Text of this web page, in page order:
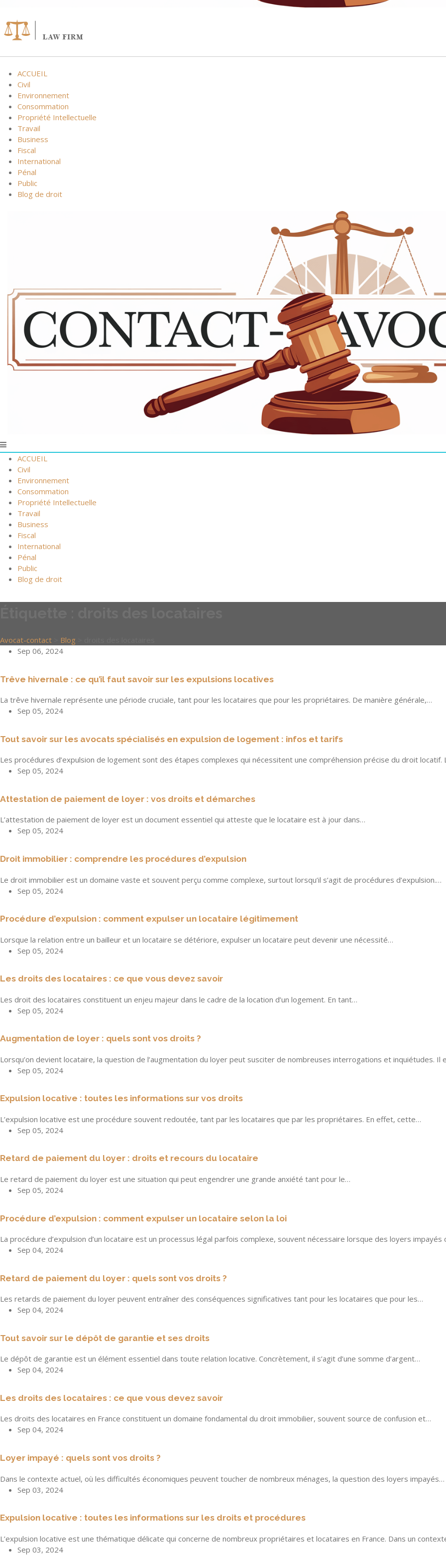
ACCUEIL
Civil
Environnement
Consommation
Propriété Intellectuelle
Travail
Business
Fiscal
International
Pénal
Public
Blog de droit
ACCUEIL
Civil
Environnement
Consommation
Propriété Intellectuelle
Travail
Business
Fiscal
International
Pénal
Public
Blog de droit
Avocat-contact Blog
Sep 06, 2024
Trêve hivernale : ce qu’il faut savoir sur les expulsions locatives
La trêve hivernale représente une période cruciale, tant pour les locataires que pour les propriétaires. De manière générale,…
Sep 05, 2024
Tout savoir sur les avocats spécialisés en expulsion de logement : infos et tarifs
Les procédures d’expulsion de logement sont des étapes complexes qui nécessitent une compréhension précise du droit locatif.
Sep 05, 2024
Attestation de paiement de loyer : vos droits et démarches
L’attestation de paiement de loyer est un document essentiel qui atteste que le locataire est à jour dans…
Sep 05, 2024
Droit immobilier : comprendre les procédures d’expulsion
Le droit immobilier est un domaine vaste et souvent perçu comme complexe, surtout lorsqu’il s’agit de procédures d’expulsion.…
Sep 05, 2024
Procédure d’expulsion : comment expulser un locataire légitimement
Lorsque la relation entre un bailleur et un locataire se détériore, expulser un locataire peut devenir une nécessité…
Sep 05, 2024
Les droits des locataires : ce que vous devez savoir
Les droit des locataires constituent un enjeu majeur dans le cadre de la location d’un logement. En tant…
Sep 05, 2024
Augmentation de loyer : quels sont vos droits ?
Lorsqu’on devient locataire, la question de l’augmentation du loyer peut susciter de nombreuses interrogations et inquiétudes. Il
Sep 05, 2024
Expulsion locative : toutes les informations sur vos droits
L’expulsion locative est une procédure souvent redoutée, tant par les locataires que par les propriétaires. En effet, cette…
Sep 05, 2024
Retard de paiement du loyer : droits et recours du locataire
Le retard de paiement du loyer est une situation qui peut engendrer une grande anxiété tant pour le…
Sep 05, 2024
Procédure d’expulsion : comment expulser un locataire selon la loi
La procédure d’expulsion d’un locataire est un processus légal parfois complexe, souvent nécessaire lorsque des loyers impayés
Sep 04, 2024
Retard de paiement du loyer : quels sont vos droits ?
Les retards de paiement du loyer peuvent entraîner des conséquences significatives tant pour les locataires que pour les…
Sep 04, 2024
Tout savoir sur le dépôt de garantie et ses droits
Le dépôt de garantie est un élément essentiel dans toute relation locative. Concrètement, il s’agit d’une somme d’argent…
Sep 04, 2024
Les droits des locataires : ce que vous devez savoir
Les droits des locataires en France constituent un domaine fondamental du droit immobilier, souvent source de confusion et…
Sep 04, 2024
Loyer impayé : quels sont vos droits ?
Dans le contexte actuel, où les difficultés économiques peuvent toucher de nombreux ménages, la question des loyers impayés…
Sep 03, 2024
Expulsion locative : toutes les informations sur les droits et procédures
L’expulsion locative est une thématique délicate qui concerne de nombreux propriétaires et locataires en France. Dans un
Sep 03, 2024